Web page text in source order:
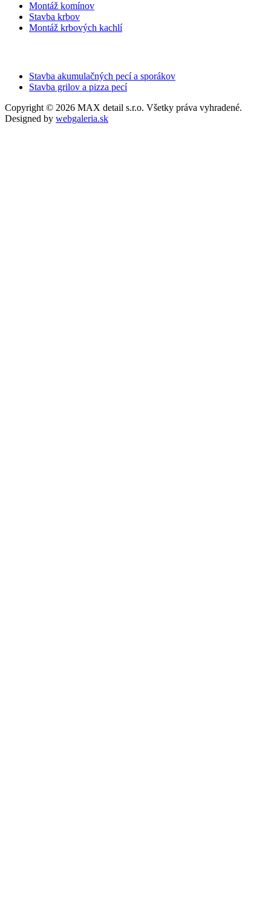
Montáž komínov
Stavba krbov
Montáž krbových kachlí
Stavba akumulačných pecí a sporákov
Stavba grilov a pizza pecí
Copyright © 2026 MAX detail s.r.o. Všetky práva vyhradené.
Designed by webgaleria.sk